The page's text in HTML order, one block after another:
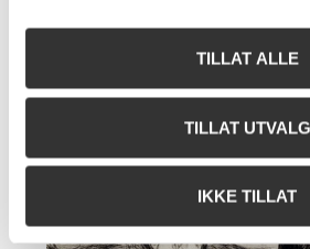
TILLAT ALLE
TILLAT UTVALG
IKKE TILLAT
NOK150 000